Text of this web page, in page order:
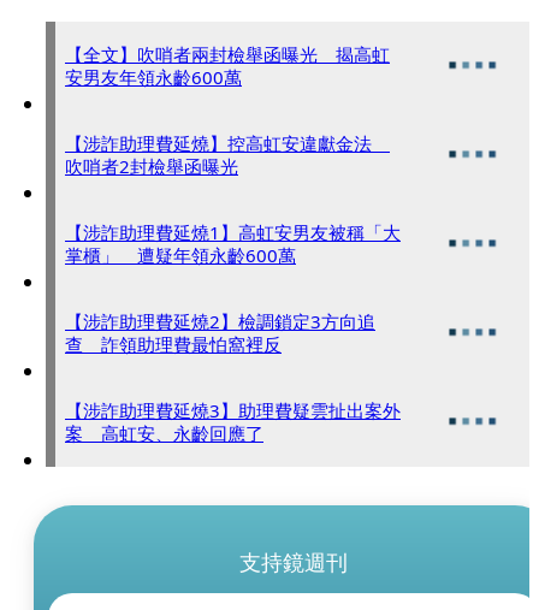
【全文】吹哨者兩封檢舉函曝光 揭高虹
安男友年領永齡600萬
【涉詐助理費延燒】控高虹安違獻金法
吹哨者2封檢舉函曝光
【涉詐助理費延燒1】高虹安男友被稱「大
掌櫃」 遭疑年領永齡600萬
【涉詐助理費延燒2】檢調鎖定3方向追
查 詐領助理費最怕窩裡反
【涉詐助理費延燒3】助理費疑雲扯出案外
案 高虹安、永齡回應了
支持鏡週刊